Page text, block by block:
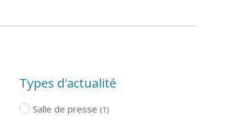
Types d'actualité
Salle de presse (1)